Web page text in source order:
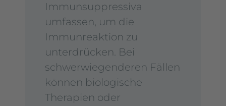
Immunsuppressiva
umfassen, um die
Immunreaktion zu
unterdrücken. Bei
schwerwiegenderen Fällen
können biologische
Therapien oder